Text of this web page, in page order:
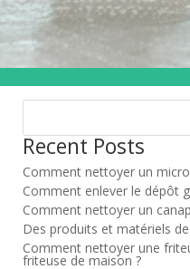
Recent Posts
Comment nettoyer un
Comment enlever le dépôt
Comment nettoyer un
Des produits et matériels
Comment nettoyer une
friteuse de maison ?